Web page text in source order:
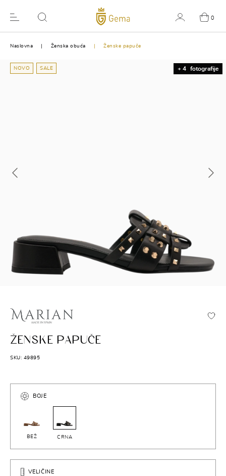
0
Naslovna Ženska obuća Ženske papuče
+ 4 fotografije
NOVO SALE
MARIAN
ŽENSKE PAPUČE
SKU: 49895
BOJE
BEŽ CRNA
VELIČINE